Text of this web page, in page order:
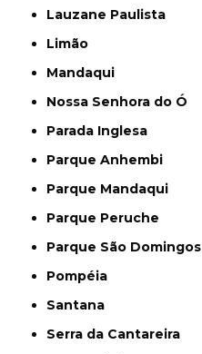
Lauzane Paulista
Limão
Mandaqui
Nossa Senhora do Ó
Parada Inglesa
Parque Anhembi
Parque Mandaqui
Parque Peruche
Parque São Domingos
Pompéia
Santana
Serra da Cantareira